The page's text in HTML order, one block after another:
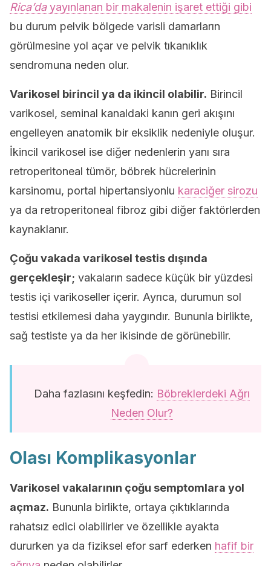
Rica’dayayınlanan bir makalenin işaret ettiği gibi
bu durum pelvik bölgede varisli damarların
görülmesine yol açar ve pelvik tıkanıklık
sendromuna neden olur.
Varikosel birincil ya da ikincil olabilir. Birincil
varikosel, seminal kanaldaki kanın geri akışını
engelleyen anatomik bir eksiklik nedeniyle oluşur.
İkincil varikosel ise diğer nedenlerin yanı sıra
retroperitoneal tümör, böbrek hücrelerinin
karsinomu, portal hipertansiyonlu karaciğer sirozu
ya da retroperitoneal fibroz gibi diğer faktörlerden
kaynaklanır.
Çoğu vakada varikosel testis dışında
gerçekleşir; vakaların sadece küçük bir yüzdesi
testis içi varikoseller içerir. Ayrıca, durumun sol
testisi etkilemesi daha yaygındır. Bununla birlikte,
sağ testiste ya da her ikisinde de görünebilir.
Daha fazlasını keşfedin: Böbreklerdeki Ağrı
Neden Olur?
Olası Komplikasyonlar
Varikosel vakalarının çoğu semptomlara yol
açmaz. Bununla birlikte, ortaya çıktıklarında
rahatsız edici olabilirler ve özellikle ayakta
dururken ya da fiziksel efor sarf ederken hafif bir